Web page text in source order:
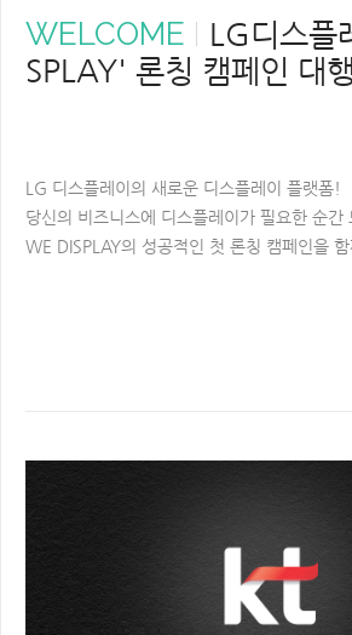
WELCOME
LG디스플
SPLAY' 론칭 캠페인 대행
LG 디스플레이의 새로운 디스플레이 플랫폼!
당신의 비즈니스에 디스플레이가 필요한 순간
WE DISPLAY의 성공적인 첫 론칭 캠페인을 함